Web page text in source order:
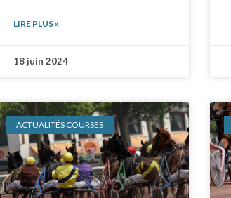
LIRE PLUS »
18 juin 2024
ACTUALITÉS COURSES